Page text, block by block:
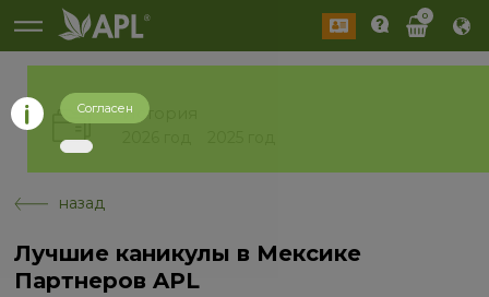
0
История
назад
Лучшие каникулы в Мексике
Партнеров APL
Согласен